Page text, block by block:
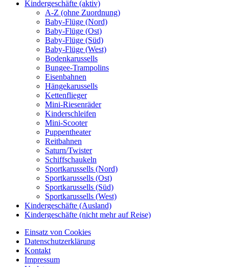
Kindergeschäfte (aktiv)
A-Z (ohne Zuordnung)
Baby-Flüge (Nord)
Baby-Flüge (Ost)
Baby-Flüge (Süd)
Baby-Flüge (West)
Bodenkarussells
Bungee-Trampolins
Eisenbahnen
Hängekarussells
Kettenflieger
Mini-Riesenräder
Kinderschleifen
Mini-Scooter
Puppentheater
Reitbahnen
Saturn/Twister
Schiffschaukeln
Sportkarussells (Nord)
Sportkarussells (Ost)
Sportkarussells (Süd)
Sportkarussells (West)
Kindergeschäfte (Ausland)
Kindergeschäfte (nicht mehr auf Reise)
Einsatz von Cookies
Datenschutzerklärung
Kontakt
Impressum